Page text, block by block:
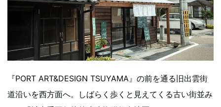
『PORT ART&DESIGN TSUYAMA』の前を通る旧出雲街
道沿いを西方面へ。しばらく歩くと見えてくる古い街並み